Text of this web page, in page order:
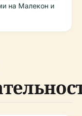
на Малекон и